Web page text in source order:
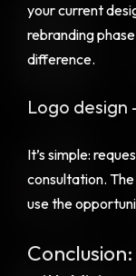
your current
rebranding
difference.
Logo design
It’s simple:
consultation.
use the